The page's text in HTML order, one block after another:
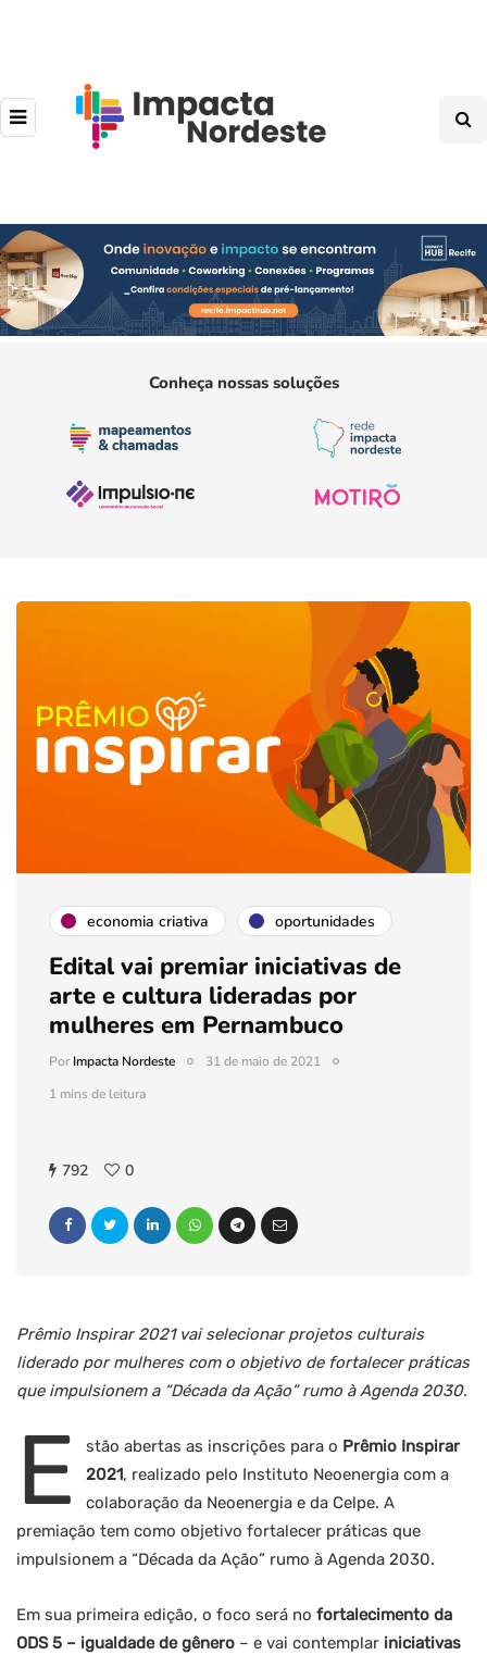
Conheça nossas soluções
economia criativa oportunidades
Edital vai premiar iniciativas de
arte e cultura lideradas por
mulheres em Pernambuco
PorImpacta Nordeste
31 de maio de 2021
1 mins de leitura
792 0
Prêmio Inspirar 2021 vai selecionar projetos culturais
liderado por mulheres com o objetivo de fortalecer práticas
que impulsionem a “Década da Ação” rumo à Agenda 2030.
E stão abertas as inscrições para o Prêmio Inspirar
2021, realizado pelo Instituto Neoenergia com a
colaboração da Neoenergia e da Celpe. A
premiação tem como objetivo fortalecer práticas que
impulsionem a “Década da Ação” rumo à Agenda 2030.
Em sua primeira edição, o foco será no fortalecimento da
ODS 5 – igualdade de gênero – e vai contemplar iniciativas